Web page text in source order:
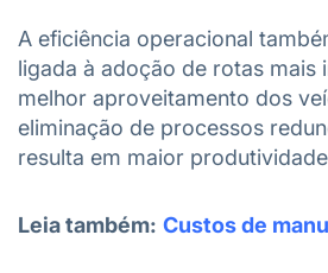
A eficiência operacional
ligada à adoção de rotas mais
melhor aproveitamento dos
eliminação de processos
resulta em maior
Leia também: Custos de